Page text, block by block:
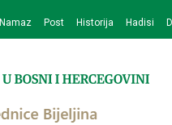
Namaz Post Historija Hadisi